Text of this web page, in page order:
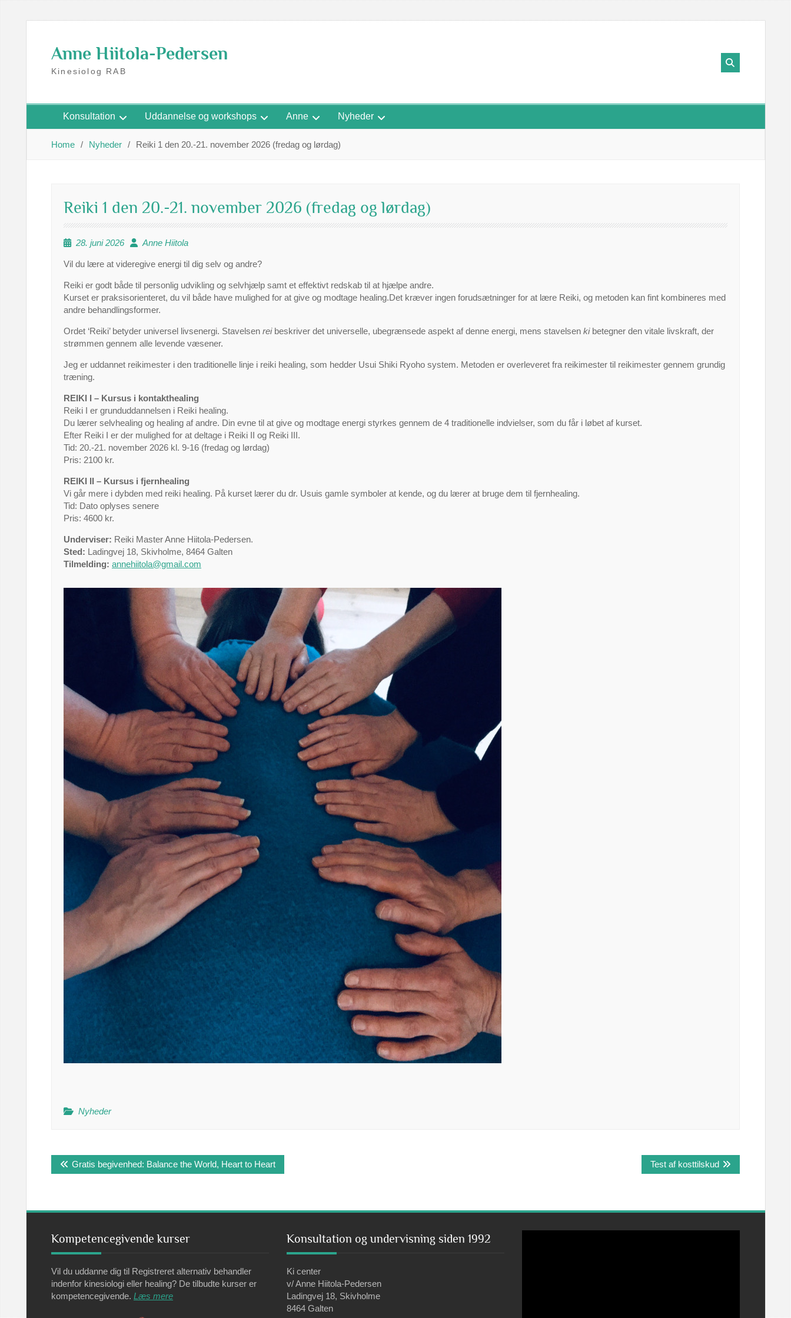
Skip
to
contentAnne Hiitola-Pedersen
Kinesiolog RAB
Konsultation Uddannelse og workshops Anne Nyheder
Home Nyheder Reiki 1 den 20.-21. november 2026 (fredag og lørdag)
Reiki 1 den 20.-21. november 2026 (fredag og lørdag)
28. juni 2026 Anne Hiitola
Vil du lære at videregive energi til dig selv og andre?
Reiki er godt både til personlig udvikling og selvhjælp samt et effektivt redskab til at hjælpe andre.
Kurset er praksisorienteret, du vil både have mulighed for at give og modtage healing.Det kræver ingen forudsætninger for at lære Reiki, og metoden kan fint kombineres med
andre behandlingsformer.
Ordet ‘Reiki’ betyder universel livsenergi. Stavelsen rei beskriver det universelle, ubegrænsede aspekt af denne energi, mens stavelsen kibetegner den vitale livskraft, der
strømmen gennem alle levende væsener.
Jeg er uddannet reikimester i den traditionelle linje i reiki healing, som hedder Usui Shiki Ryoho system. Metoden er overleveret fra reikimester til reikimester gennem grundig
træning.
REIKI I – Kursus i kontakthealing
Reiki I er grunduddannelsen i Reiki healing.
Du lærer selvhealing og healing af andre. Din evne til at give og modtage energi styrkes gennem de 4 traditionelle indvielser, som du får i løbet af kurset.
Efter Reiki I er der mulighed for at deltage i Reiki II og Reiki III.
Tid: 20.-21. november 2026 kl. 9-16 (fredag og lørdag)
Pris: 2100 kr.
REIKI II – Kursus i fjernhealing
Vi går mere i dybden med reiki healing. På kurset lærer du dr. Usuis gamle symboler at kende, og du lærer at bruge dem til fjernhealing.
Tid: Dato oplyses senere
Pris: 4600 kr.
Underviser: Reiki Master Anne Hiitola-Pedersen.
Sted: Ladingvej 18, Skivholme, 8464 Galten
Tilmelding: annehiitola@gmail.com
Nyheder
Indlægsnavigation
Gratis begivenhed: Balance the World, Heart to Heart Test af kosttilskud
Kompetencegivende kurser
Vil du uddanne dig til Registreret alternativ behandler
indenfor kinesiologi eller healing? De tilbudte kurser er
kompetencegivende. Læs mere
Konsultation og undervisning siden 1992
Ki center
v/ Anne Hiitola-Pedersen
Ladingvej 18, Skivholme
8464 Galten